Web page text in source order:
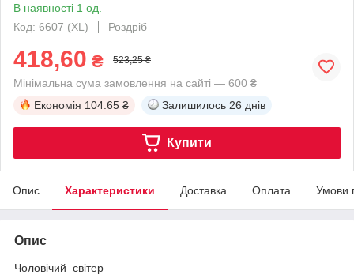
В наявності 1 од.
Код: 6607 (XL)
Роздріб
418,60 ₴ 523,25 ₴
Мінімальна сума замовлення на сайті — 600 ₴
Економія 104.65 ₴ Залишилось 26 днів
Купити
Опис Характеристики Доставка Оплата Умови
Опис
Чоловічий світер